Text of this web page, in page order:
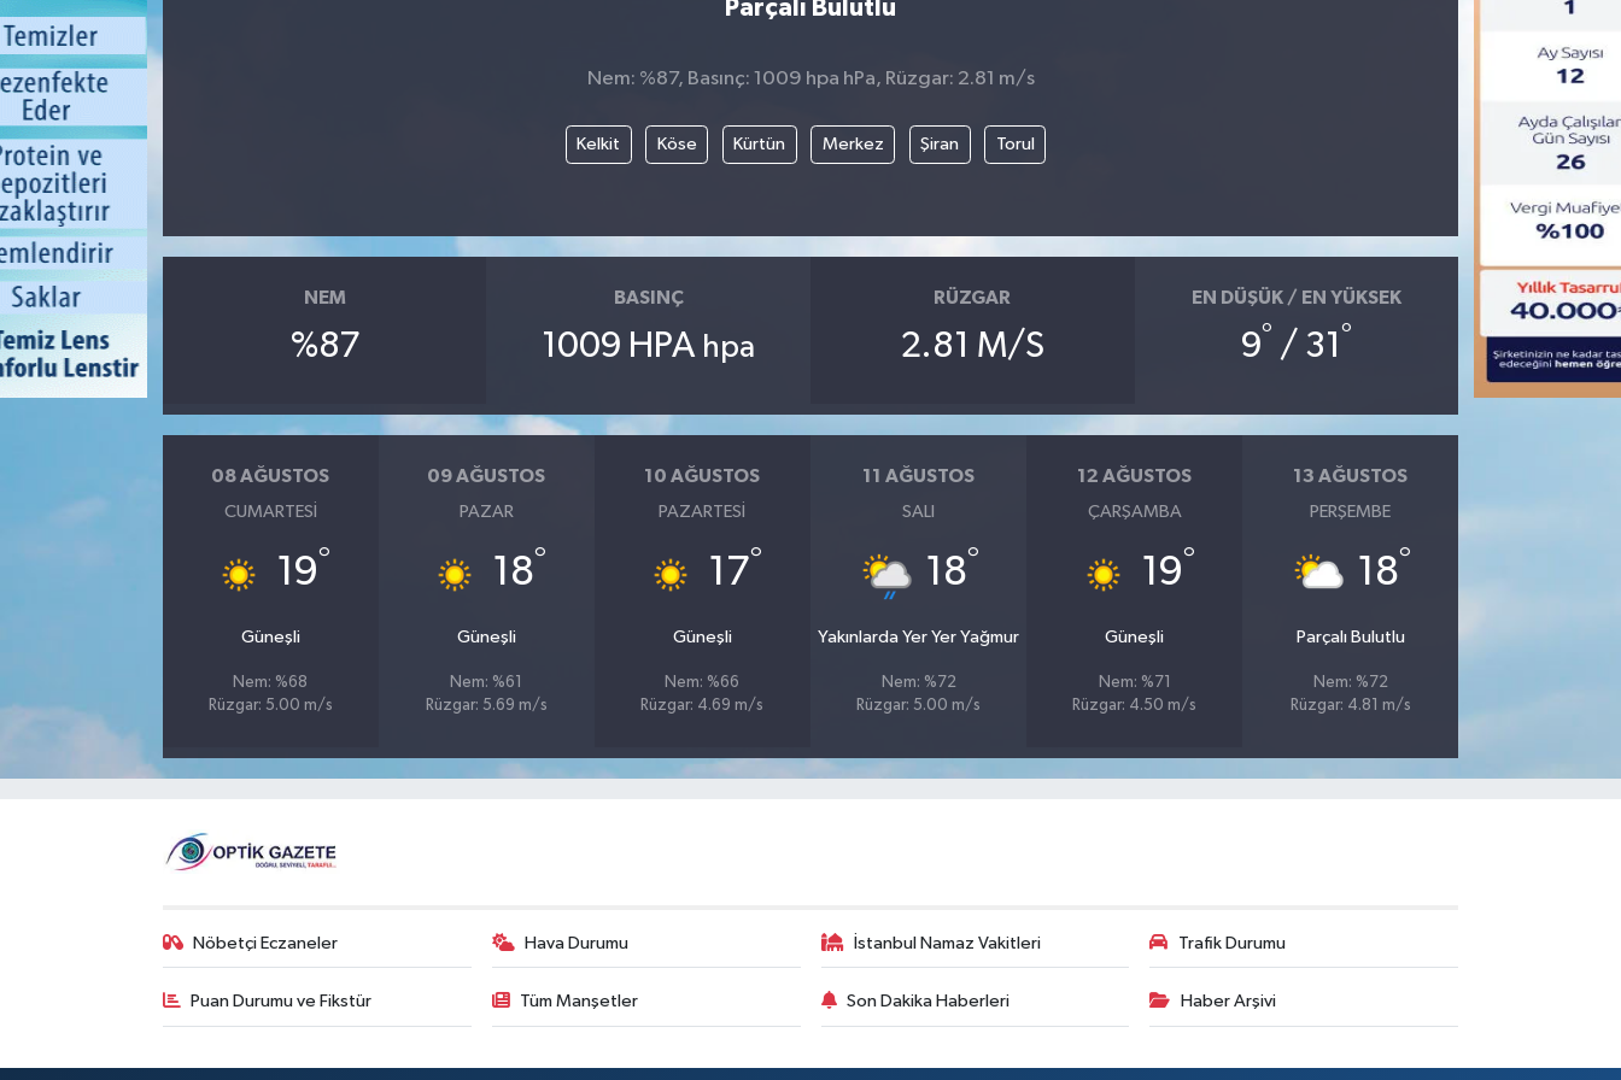
Parçalı Bulutlu
Nem: %87, Basınç: 1009 hpa hPa, Rüzgar: 2.81 m/s
Kelkit Köse Kürtün Merkez Şiran Torul
NEM
%87
BASINÇ
1009 HPA hpa
RÜZGAR
2.81 M/S
EN DÜŞÜK / EN YÜKSEK
9° / 31 °
08 AĞUSTOS
CUMARTESI
19°
Güneşli
Nem: %68
Rüzgar: 5.00 m/s
09 AĞUSTOS
PAZAR
18°
Güneşli
Nem: %61
Rüzgar: 5.69 m/s
10 AĞUSTOS
PAZARTESI
17°
Güneşli
Nem: %66
Rüzgar: 4.69 m/s
11 AĞUSTOS
SALI
18°
Yakınlarda Yer Yer Yağmur
Nem: %72
Rüzgar: 5.00 m/s
12 AĞUSTOS
ÇARŞAMBA
19°
Güneşli
Nem: %71
Rüzgar: 4.50 m/s
13 AĞUSTOS
PERŞEMBE
18°
Parçalı Bulutlu
Nem: %72
Rüzgar: 4.81 m/s
Nöbetçi Eczaneler Hava Durumu İstanbul Namaz Vakitleri Trafik Durumu
Puan Durumu ve Fikstür Tüm Manşetler Son Dakika Haberleri Haber Arşivi